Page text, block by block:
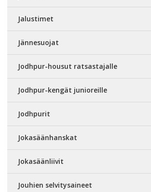
Jalustimet
Jännesuojat
Jodhpur-housut ratsastajalle
Jodhpur-kengät junioreille
Jodhpurit
Jokasäänhanskat
Jokasäänliivit
Jouhien selvitysaineet